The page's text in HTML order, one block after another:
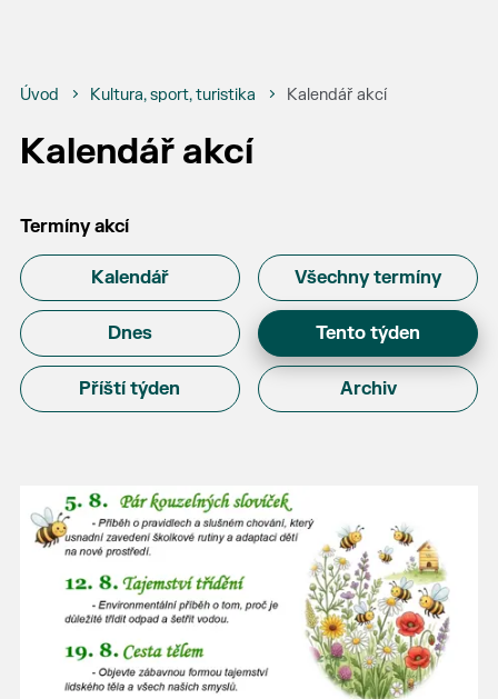
Úvod Kultura, sport, turistika Kalendář akcí
Kalendář akcí
Termíny akcí
Kalendář Všechny termíny
Dnes Tento týden
Příští týden Archiv